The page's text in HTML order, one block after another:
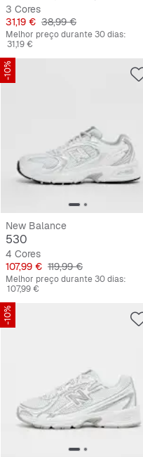
3 Cores
Preço
31,19 € Preço original
38,99 €
Melhor preço durante 30 dias:
31,19 €
-10%
New Balance
530
4 Cores
Preço
107,99 € Preço original
119,99 €
Melhor preço durante 30 dias:
107,99 €
-10%